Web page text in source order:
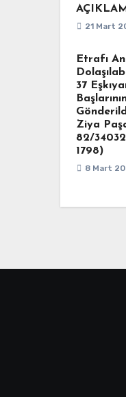
21 Mart
Etrafı
37
Ziya
82/
1798)
8 Mart